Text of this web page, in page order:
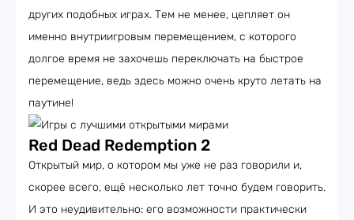
других подобных играх. Тем не менее, цепляет он
именно внутриигровым перемещением, с которого
долгое время не захочешь переключать на быстрое
перемещение, ведь здесь можно очень круто летать на
паутине!
Red Dead Redemption 2
Открытый мир, о котором мы уже не раз говорили и,
скорее всего, ещё несколько лет точно будем говорить.
И это неудивительно: его возможности практически